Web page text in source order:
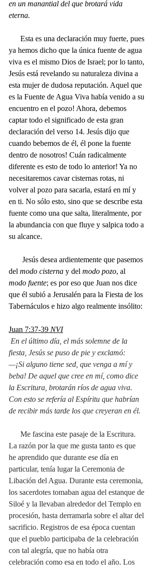
en un manantial del que brotará vida
eterna.
ya hemos dicho que la única fuente de agua
viva es el mismo Dios de Israel; por lo tanto,
Jesús está revelando su naturaleza divina a
esta mujer de dudosa reputación. Aquel que
es la Fuente de Agua Viva había venido a su
encuentro en el pozo! Ahora, debemos
captar todo el significado de esta gran
declaración del verso 14. Jesús dijo que
cuando bebemos de él, él pone la fuente
dentro de nosotros! Cuán radicalmente
diferente es esto de todo lo anterior! Ya no
necesitaremos cavar cisternas rotas, ni
volver al pozo para sacarla, estará en mí y
en ti. No sólo esto, sino que se describe esta
fuente como una que salta, literalmente, por
la abundancia con que fluye y salpica todo a
su alcance.
del modo cisterna y del modo pozo, al
modo fuente; es por eso que Juan nos dice
que él subió a Jerusalén para la Fiesta de los
Tabernáculos e hizo algo realmente insólito:
Juan 7:37-39 NVI
En el último día, el más solemne de la
fiesta , Jesús se puso de pie y exclamó:
—¡Si alguno tiene sed, que venga a mí y
beba! De aquel que cree en mí, como dice
la Escritura, brotarán ríos de agua viva.
Con esto se refería al Espíritu que habrían
de recibir más tarde los que creyeran en él.
La razón por la que me gusta tanto es que
he aprendido que durante ese día en
particular, tenía lugar la Ceremonia de
Libación del Agua. Durante esta ceremonia,
los sacerdotes tomaban agua del estanque de
Siloé y la llevaban alrededor del Templo en
procesión, hasta derramarla sobre el altar del
sacrificio. Registros de esa época cuentan
que el pueblo participaba de la celebración
con tal alegría, que no había otra
celebración como esa en todo el año. Los